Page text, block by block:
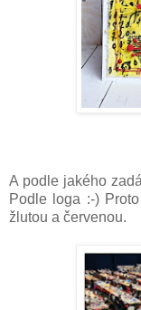
A podle jakého
Podle loga :-)
žlutou a červenou.